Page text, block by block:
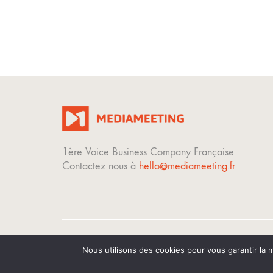
1ère Voice Business Company Française
Contactez nous à hello@mediameeting.fr
© Copyright 2023. Tous droits réservés.
Nous utilisons des cookies pour vous garantir